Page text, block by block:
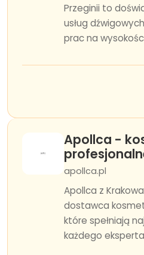
Przeginii to
usług
prac na
Apollca -
apollca.pl
Apollca z
dostawca
które spełniają
każdego eksperta